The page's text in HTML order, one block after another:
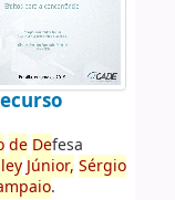
de Defesa
Júnior, Sérgio
.